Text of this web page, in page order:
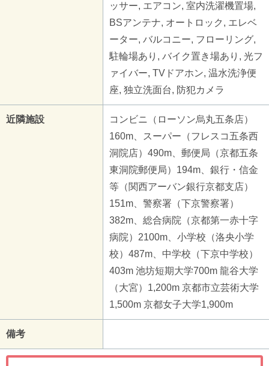
ッサー, エアコン, 室内洗濯機置場,
BSアンテナ, オートロック, エレベ
ーター, バルコニー, フローリング,
駐輪場あり, バイク置き場あり, 光フ
ァイバー, TVドアホン, 温水洗浄便
座, 独立洗面台, 防犯カメラ
近隣施設
コンビニ（ローソン烏丸五条店）
160m、スーパー（フレスコ五条西
洞院店）490m、郵便局（京都五条
東洞院郵便局）194m、銀行・信金
等（関西アーバン銀行京都支店）
151m、警察署（下京警察署）
382m、総合病院（京都第一赤十字
病院）2100m、小学校（洛央小学
校）487m、中学校（下京中学校）
403m 池坊短期大学700m 龍谷大学
（大宮）1,200m 京都市立芸術大学
1,500m 京都女子大学1,900m
備考